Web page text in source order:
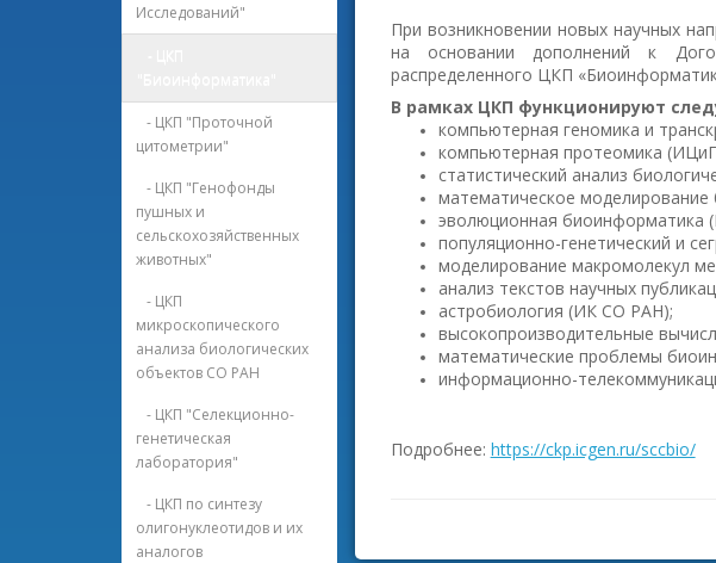
Исследований"
- ЦКП "Проточной
цитометрии"
- ЦКП "Генофонды
пушных и
сельскохозяйственных
животных"
- ЦКП
микроскопического
анализа биологических
объектов СО РАН
- ЦКП "Селекционно-
генетическая
лаборатория"
- ЦКП по синтезу
олигонуклеотидов и их
аналогов
При возникновении новых научных
на основании дополнений к
распределенного ЦКП
В рамках ЦКП функционируют
компьютерная геномика и
компьютерная протеомика
статистический анализ
математическое
эволюционная биоинформатика
популяционно-генетический и
моделирование макромолекул
анализ текстов научных
астробиология (ИК СО РАН);
высокопроизводительные
математические проблемы
информационно-
Подробнее: https://ckp.icgen.ru/sccbio/